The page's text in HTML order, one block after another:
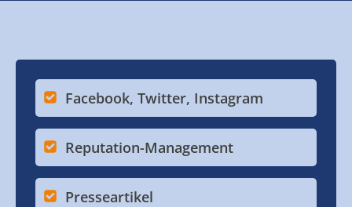
Facebook, Twitter, Instagram
Reputation-Management
Presseartikel